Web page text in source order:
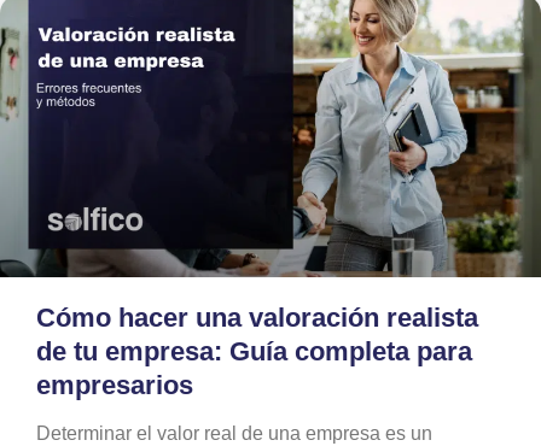
Cómo hacer una valoración realista
de tu empresa: Guía completa para
empresarios
Determinar el valor real de una empresa es un